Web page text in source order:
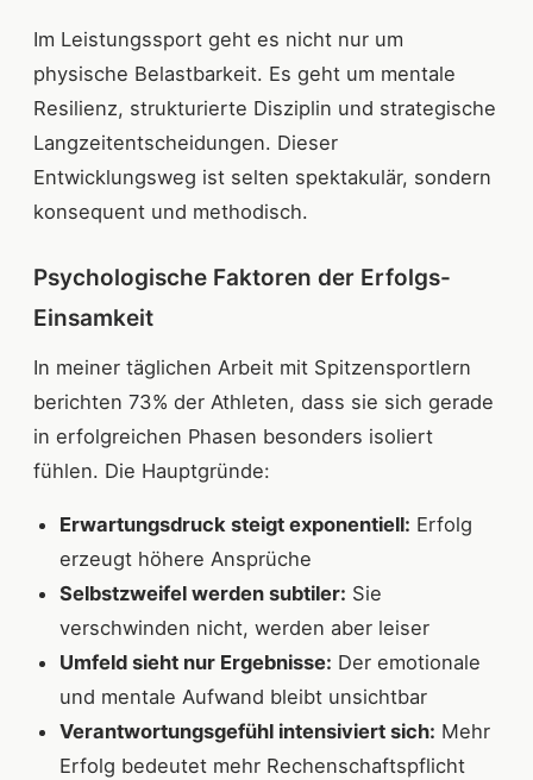
Im Leistungssport geht es nicht nur um
physische Belastbarkeit. Es geht um mentale
Resilienz, strukturierte Disziplin und strategische
Langzeitentscheidungen. Dieser
Entwicklungsweg ist selten spektakulär, sondern
konsequent und methodisch.
Psychologische Faktoren der Erfolgs-
Einsamkeit
In meiner täglichen Arbeit mit Spitzensportlern
berichten 73% der Athleten, dass sie sich gerade
in erfolgreichen Phasen besonders isoliert
fühlen. Die Hauptgründe:
Erwartungsdruck steigt exponentiell: Erfolg
erzeugt höhere Ansprüche
Selbstzweifel werden subtiler: Sie
verschwinden nicht, werden aber leiser
Umfeld sieht nur Ergebnisse: Der emotionale
und mentale Aufwand bleibt unsichtbar
Verantwortungsgefühl intensiviert sich: Mehr
Erfolg bedeutet mehr Rechenschaftspflicht